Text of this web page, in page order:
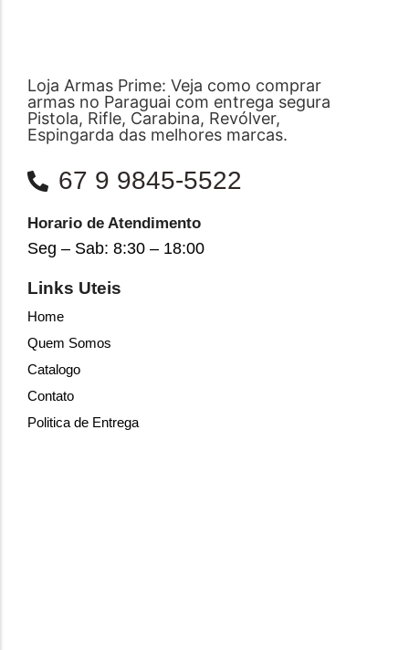
Loja Armas Prime: Veja como comprar
armas no Paraguai com entrega segura
Pistola, Rifle, Carabina, Revólver,
Espingarda das melhores marcas.
67 9 9845-5522
Horario de Atendimento
Seg – Sab: 8:30 – 18:00
Links Uteis
Home
Quem Somos
Catalogo
Contato
Politica de Entrega